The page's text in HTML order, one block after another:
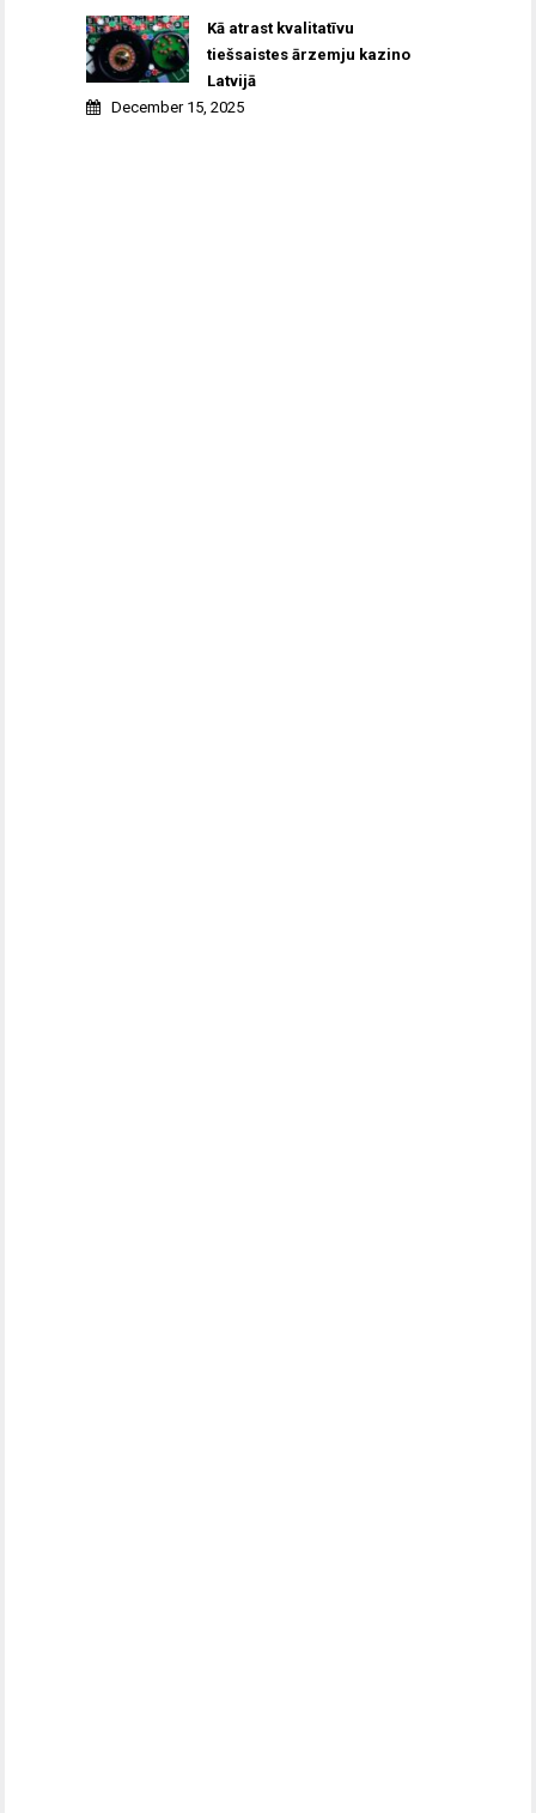
Kā atrast kvalitatīvu
tiešsaistes ārzemju kazino
Latvijā
December 15, 2025